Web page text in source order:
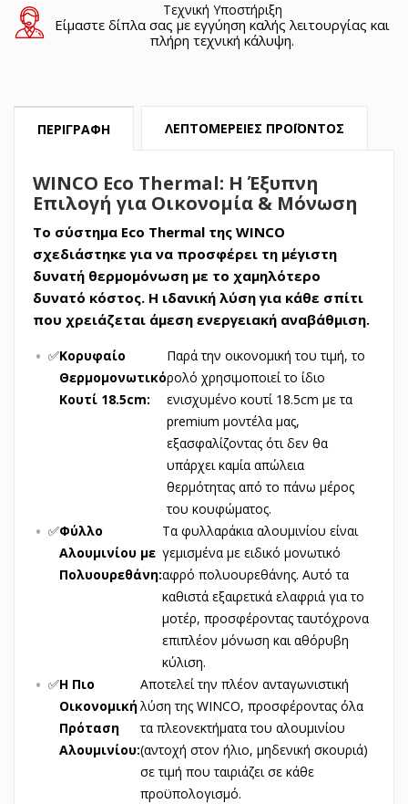
Τεχνική Υποστήριξη
Είμαστε δίπλα σας με εγγύηση καλής λειτουργίας και
πλήρη τεχνική κάλυψη.
ΠΕΡΙΓΡΑΦΉ ΛΕΠΤΟΜΈΡΕΙΕΣ ΠΡΟΪΌΝΤΟΣ
WINCO Eco Thermal: Η Έξυπνη
Επιλογή για Οικονομία & Μόνωση
Το σύστημα Eco Thermal της WINCO
σχεδιάστηκε για να προσφέρει τη μέγιστη
δυνατή θερμομόνωση με το χαμηλότερο
δυνατό κόστος. Η ιδανική λύση για κάθε σπίτι
που χρειάζεται άμεση ενεργειακή αναβάθμιση.
✅Κορυφαίο
Θερμομονωτικό
Κουτί 18.5cm:
Παρά την οικονομική του τιμή, το
ρολό χρησιμοποιεί το ίδιο
ενισχυμένο κουτί 18.5cm με τα
premium μοντέλα μας,
εξασφαλίζοντας ότι δεν θα
υπάρχει καμία απώλεια
θερμότητας από το πάνω μέρος
του κουφώματος.
✅Φύλλο
Αλουμινίου με
Πολυουρεθάνη:
Τα φυλλαράκια αλουμινίου είναι
γεμισμένα με ειδικό μονωτικό
αφρό πολυουρεθάνης. Αυτό τα
καθιστά εξαιρετικά ελαφριά για το
μοτέρ, προσφέροντας ταυτόχρονα
επιπλέον μόνωση και αθόρυβη
κύλιση.
✅Η Πιο
Οικονομική
Πρόταση
Αλουμινίου:
Αποτελεί την πλέον ανταγωνιστική
λύση της WINCO, προσφέροντας όλα
τα πλεονεκτήματα του αλουμινίου
(αντοχή στον ήλιο, μηδενική σκουριά)
σε τιμή που ταιριάζει σε κάθε
προϋπολογισμό.